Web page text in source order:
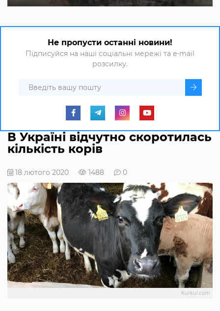
Не пропусти останні новини!
Підписуйся на наші соціальні мережі та e-mail
розсилку.
В Україні відчутно скоротилась
кількість корів
18 лютого 2020 1488 0
Kurkul.com